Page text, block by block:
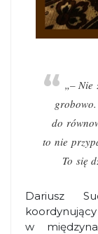
„– Nie
do
to nie
To się
Dariusz
w